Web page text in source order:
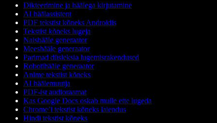
Dikteerimine ja häälega kirjutamine
AI häälassistent
PDF tekstist kõneks Androidis
Tekstist kõneks lugeja
Naishääle generaator
Meeshääle generaator
Parimad düsleksia lugemisrakendused
Robotihääle generaator
Anime tekstist kõneks
AI häälemuutja
PDF-ist audioraamat
Kas Google Docs oskab mulle ette lugeda
Chrome’i tekstist kõneks laiendus
Hindi tekstist kõneks